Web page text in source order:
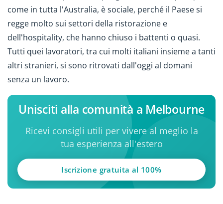
come in tutta l'Australia, è sociale, perché il Paese si
regge molto sui settori della ristorazione e
dell'hospitality, che hanno chiuso i battenti o quasi.
Tutti quei lavoratori, tra cui molti italiani insieme a tanti
altri stranieri, si sono ritrovati dall'oggi al domani
senza un lavoro.
Unisciti alla comunità a Melbourne
Ricevi consigli utili per vivere al meglio la
tua esperienza all'estero
Iscrizione gratuita al 100%